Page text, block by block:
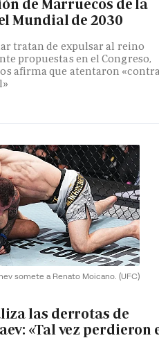
de Marruecos de la
Mundial de 2030
tratan de expulsar al reino
propuestas en el Congreso,
afirma que atentaron
somete a Renato Moicano. (UFC)
las derrotas de
«Tal vez perdieron